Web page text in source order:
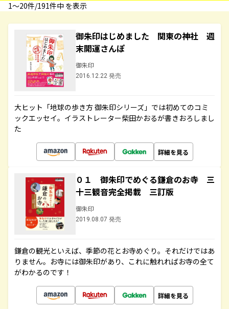
1〜20件/191件中 を表示
御朱印はじめました 関東の神社 週
末開運さんぽ
御朱印
2016.12.22 発売
大ヒット「地球の歩き方 御朱印シリーズ」では初めてのコミ
ックエッセイ。イラストレーター柴田かおるが書きおろしまし
た
詳細を見る
０１ 御朱印でめぐる鎌倉のお寺 三
十三観音完全掲載 三訂版
御朱印
2019.08.07 発売
鎌倉の観光といえば、季節の花とお寺めぐり。それだけではあ
りません。お寺には御朱印があり、これに触れればお寺の全て
がわかるのです！
詳細を見る